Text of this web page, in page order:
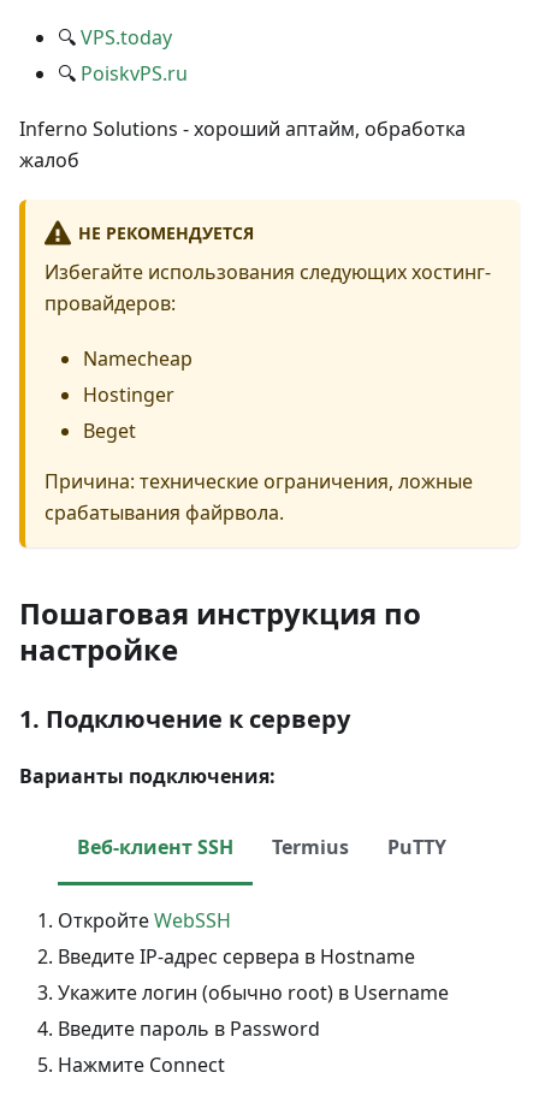
🔍VPS.today
🔍 PoiskvPS.ru
Inferno Solutions - хороший аптайм, обработка
жалоб
НЕ РЕКОМЕНДУЕТСЯ
Избегайте использования следующих хостинг-
провайдеров:
Namecheap
Hostinger
Beget
Причина: технические ограничения, ложные
срабатывания файрвола.
Пошаговая инструкция по
настройке
1. Подключение к серверу
Варианты подключения:
Веб-клиент SSH Termius PuTTY
ОткройтеWebSSH
Введите IP-адрес сервера в Hostname
Укажите логин (обычно root) в Username
Введите пароль в Password
Нажмите Connect